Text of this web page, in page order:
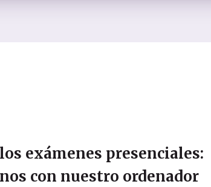
exámenes presenciales:
con nuestro ordenador